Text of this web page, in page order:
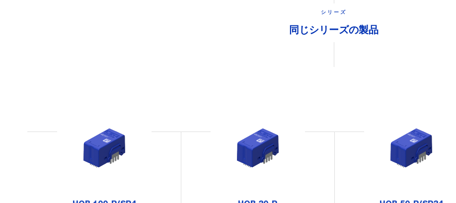
シリーズ
同じシリーズの製品